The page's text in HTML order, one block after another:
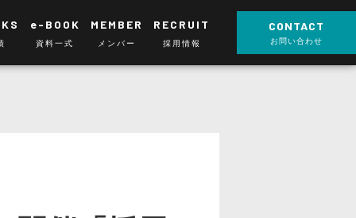
e-BOOK
資料一式
MEMBER
メンバー
RECRUIT
採用情報
CONTACT
お問い合わせ